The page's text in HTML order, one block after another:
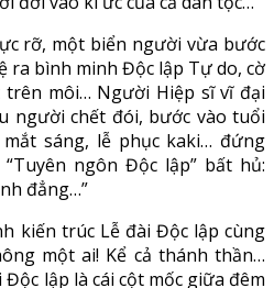
rỡ, một biển người vừa bước
ra bình minh Độc lập Tự do, cờ
môi… Người Hiệp sĩ vĩ đại
người chết đói, bước vào tuổi
sáng, lễ phục kaki… đứng
ngôn Độc lập” bất hủ:
đẳng…”
kiến trúc Lễ đài Độc lập cùng
một ai! Kể cả thánh thần…
lập là cái cột mốc giữa đêm